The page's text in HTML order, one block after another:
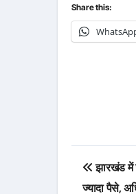
Share this:
Post
झारखंड में
ज्यादा पैसे,